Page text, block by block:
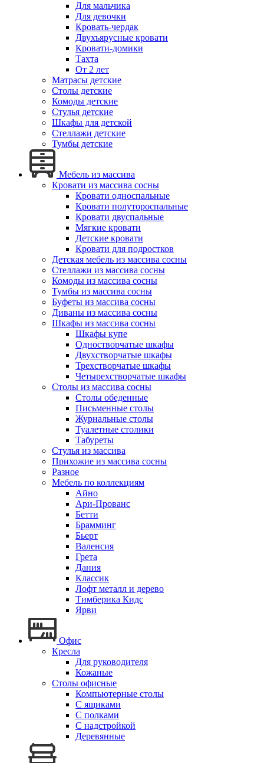
Для мальчика
Для девочки
Кровать-чердак
Двухъярусные кровати
Кровати-домики
Тахта
От 2 лет
Матрасы детские
Столы детские
Комоды детские
Стулья детские
Шкафы для детской
Стеллажи детские
Тумбы детские
Мебель из массива
Кровати из массива сосны
Кровати односпальные
Кровати полутороспальные
Кровати двуспальные
Мягкие кровати
Детские кровати
Кровати для подростков
Детская мебель из массива сосны
Стеллажи из массива сосны
Комоды из массива сосны
Тумбы из массива сосны
Буфеты из массива сосны
Диваны из массива сосны
Шкафы из массива сосны
Шкафы купе
Одностворчатые шкафы
Двухстворчатые шкафы
Трехстворчатые шкафы
Четырехстворчатые шкафы
Столы из массива сосны
Столы обеденные
Письменные столы
Журнальные столы
Туалетные столики
Табуреты
Стулья из массива
Прихожие из массива сосны
Разное
Мебель по коллекциям
Айно
Ари-Прованс
Бетти
Брамминг
Бьерт
Валенсия
Грета
Дания
Классик
Лофт металл и дерево
Тимберика Кидс
Ярви
Офис
Кресла
Для руководителя
Кожаные
Столы офисные
Компьютерные столы
С ящиками
С полками
С надстройкой
Деревянные